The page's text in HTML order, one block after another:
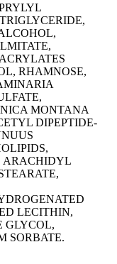
RHAMNOSE,
MONTANA
DIPEPTIDE-
ARACHIDYL
LECITHIN,
GLYCOL,
SORBATE.